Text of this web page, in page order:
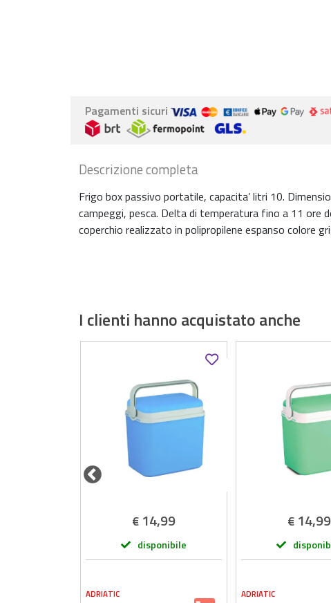
Pagamenti sicuri
Descrizione completa
Frigo box passivo portatile, capacita’ litri 10.
campeggi, pesca. Delta di temperatura fino a 11 ore
coperchio realizzato in polipropilene espanso colore
I clienti hanno acquistato anche
€ 14,99
disponibile
ADRIATIC
€ 14,99
ADRIATIC